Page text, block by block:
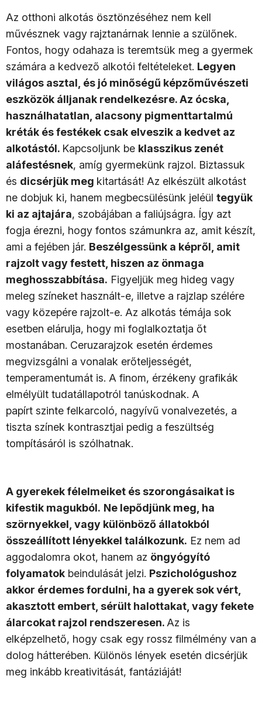
Az otthoni alkotás ösztönzéséhez nem kell
művésznek vagy rajztanárnak lennie a szülőnek.
Fontos, hogy odahaza is teremtsük meg a gyermek
számára a kedvező alkotói feltételeket. Legyen
világos asztal, és jó minőségű képzőművészeti
eszközök álljanak rendelkezésre. Az ócska,
használhatatlan, alacsony pigmenttartalmú
kréták és festékek csak elveszik a kedvet az
alkotástól. Kapcsoljunk be klasszikus zenét
aláfestésnek, amíg gyermekünk rajzol. Biztassuk
és dicsérjük meg kitartását! Az elkészült alkotást
ne dobjuk ki, hanem megbecsülésünk jeléül tegyük
ki az ajtajára, szobájában a faliújságra. Így azt
fogja érezni, hogy fontos számunkra az, amit készít,
ami a fejében jár. Beszélgessünk a képről, amit
rajzolt vagy festett, hiszen az önmaga
meghosszabbítása. Figyeljük meg hideg vagy
meleg színeket használt-e, illetve a rajzlap szélére
vagy közepére rajzolt-e. Az alkotás témája sok
esetben elárulja, hogy mi foglalkoztatja őt
mostanában. Ceruzarajzok esetén érdemes
megvizsgálni a vonalak erőteljességét,
temperamentumát is. A finom, érzékeny grafikák
elmélyült tudatállapotról tanúskodnak. A
papírt szinte felkarcoló, nagyívű vonalvezetés, a
tiszta színek kontrasztjai pedig a feszültség
tompításáról is szólhatnak.
A gyerekek félelmeiket és szorongásaikat is
kifestik magukból. Ne lepődjünk meg, ha
szörnyekkel, vagy különböző állatokból
összeállított lényekkel találkozunk. Ez nem ad
aggodalomra okot, hanem az öngyógyító
folyamatok beindulását jelzi. Pszichológushoz
akkor érdemes fordulni, ha a gyerek sok vért,
akasztott embert, sérült halottakat, vagy fekete
álarcokat rajzol rendszeresen. Az is
elképzelhető, hogy csak egy rossz filmélmény van a
dolog hátterében. Különös lények esetén dicsérjük
meg inkább kreativitását, fantáziáját!